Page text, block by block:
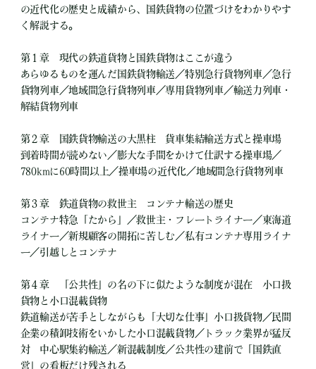
の近代化の歴史と成績から、国鉄貨物の位置づけをわかりやす
く解説する。
第１章 現代の鉄道貨物と国鉄貨物はここが違う
あらゆるものを運んだ国鉄貨物輸送／特別急行貨物列車／急行
貨物列車／地域間急行貨物列車／専用貨物列車／輸送力列車・
解結貨物列車
第２章 国鉄貨物輸送の大黒柱 貨車集結輸送方式と操車場
到着時間が読めない／膨大な手間をかけて仕訳する操車場／
780kmに60時間以上／操車場の近代化／地域間急行貨物列車
第３章 鉄道貨物の救世主 コンテナ輸送の歴史
コンテナ特急「たから」／救世主・フレートライナー／東海道
ライナー／新規顧客の開拓に苦しむ／私有コンテナ専用ライナ
ー／引越しとコンテナ
第４章 「公共性」の名の下に似たような制度が混在 小口扱
貨物と小口混載貨物
鉄道輸送が苦手としながらも「大切な仕事」小口扱貨物／民間
企業の積卸技術をいかした小口混載貨物／トラック業界が猛反
対 中心駅集約輸送／新混載制度／公共性の建前で「国鉄直
営」の看板だけ残される